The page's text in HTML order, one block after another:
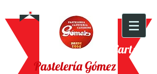
Cart:
Pastelería Gómez